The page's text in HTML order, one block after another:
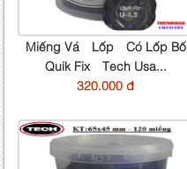
Miếng Vá Lốp Có Lốp Bố
Quik Fix Tech Usa...
320.000 đ